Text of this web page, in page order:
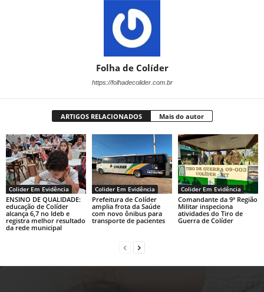
Folha de Colíder
https://folhadecolider.com.br
ARTIGOS RELACIONADOS Mais do autor
Colider Em Evidência
ENSINO DE QUALIDADE:
educação de Colíder
alcança 6,7 no Ideb e
registra melhor resultado
da rede municipal
Colider Em Evidência
Prefeitura de Colíder
amplia frota da Saúde
com novo ônibus para
transporte de pacientes
Colider Em Evidência
Comandante da 9ª Região
Militar inspeciona
atividades do Tiro de
Guerra de Colíder